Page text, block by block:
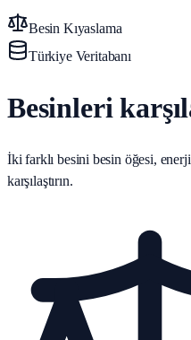
Besin Kıyaslama
Türkiye Veritabanı
Besinleri
İki farklı besini besin öğesi,
karşılaştırın.